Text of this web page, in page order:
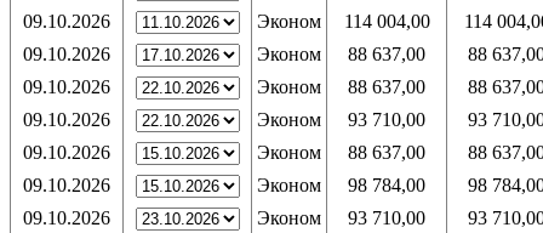
09.10.2026
Эконом 114 004,00
114
09.10.2026
Эконом 88 637,00
88
09.10.2026
Эконом 88 637,00
88
09.10.2026
Эконом 93 710,00
93
09.10.2026
Эконом 88 637,00
88
09.10.2026
Эконом 98 784,00
98
09.10.2026
Эконом 93 710,00
93